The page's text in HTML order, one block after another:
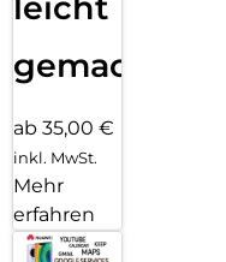
gemacht!
ab 35,00 €
inkl. MwSt.
Mehr
erfahren